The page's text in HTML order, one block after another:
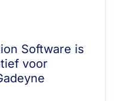
Software is
voor